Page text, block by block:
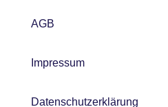
AGB
Impressum
Datenschutzerklärung